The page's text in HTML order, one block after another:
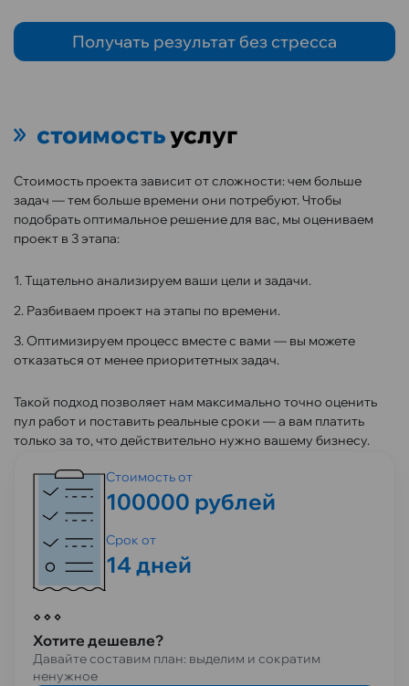
Получать результат без стресса
стоимостьуслуг
Стоимость проекта зависит от сложности: чем больше
задач — тем больше времени они потребуют. Чтобы
подобрать оптимальное решение для вас, мы оцениваем
проект в 3 этапа:
1. Тщательно анализируем ваши цели и задачи.
2. Разбиваем проект на этапы по времени.
3. Оптимизируем процесс вместе с вами — вы можете
отказаться от менее приоритетных задач.
Такой подход позволяет нам максимально точно оценить
пул работ и поставить реальные сроки — а вам платить
только за то, что действительно нужно вашему бизнесу.
Стоимость от
100000 рублей
Срок от
14 дней
Хотите дешевле?
Давайте составим план: выделим и сократим
ненужное